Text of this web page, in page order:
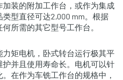
装的附加工作台，或作为集成
型直径可达2,000 mm。根据
所需的其它型号工作台。
矩电机，卧式转台运行极其平
并且使用寿命长。电机可以针
在作为车铣工作台的规格中，